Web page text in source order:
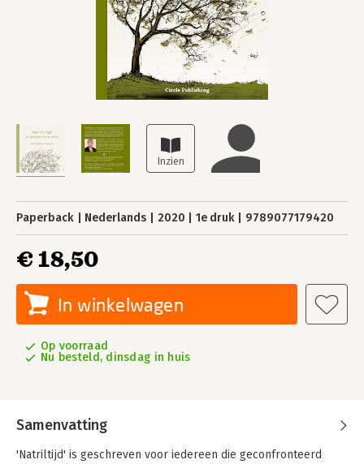
Paperback Nederlands 2020 1e druk 9789077179420
€ 18,50
In winkelwagen
Op voorraad
Nu besteld, dinsdag in huis
Samenvatting
'Natriltijd' is geschreven voor iedereen die geconfronteerd